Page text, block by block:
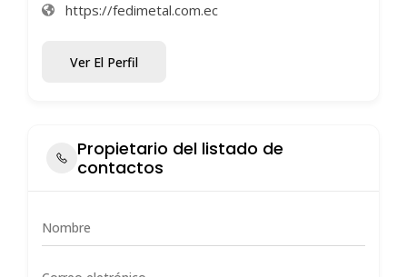
https://fedimetal.com.ec
Ver El Perfil
Propietario del listado de
contactos